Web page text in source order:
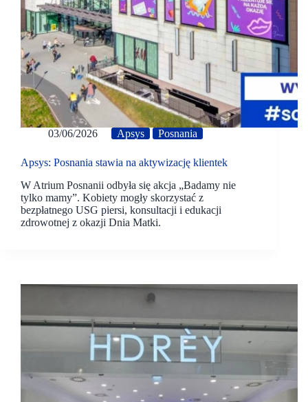
03/06/2026 Apsys Posnania
Apsys: Posnania stawia na aktywizację klientek
W Atrium Posnanii odbyła się akcja „Badamy nie
tylko mamy”. Kobiety mogły skorzystać z
bezpłatnego USG piersi, konsultacji i edukacji
zdrowotnej z okazji Dnia Matki.